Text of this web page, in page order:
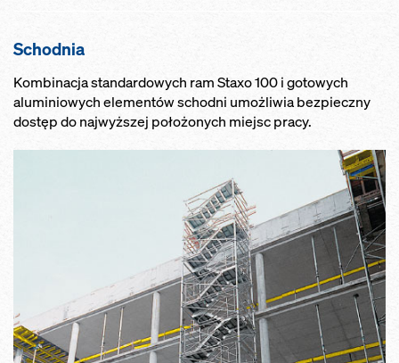
Schodnia
Kombinacja standardowych ram Staxo 100 i gotowych
aluminiowych elementów schodni umożliwia bezpieczny
dostęp do najwyższej położonych miejsc pracy.